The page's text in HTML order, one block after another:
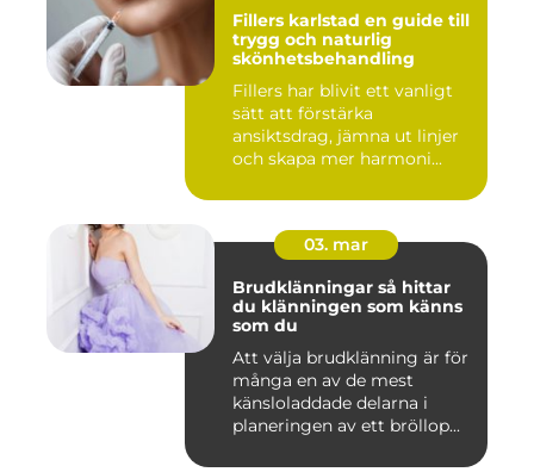
Fillers karlstad en guide till
trygg och naturlig
skönhetsbehandling
Fillers har blivit ett vanligt
sätt att förstärka
ansiktsdrag, jämna ut linjer
och skapa mer harmoni...
03. mar
Brudklänningar så hittar
du klänningen som känns
som du
Att välja brudklänning är för
många en av de mest
känsloladdade delarna i
planeringen av ett bröllop...